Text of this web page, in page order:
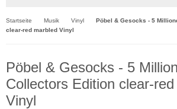
Startseite Musik Vinyl
Pöbel & Gesocks - 5
clear-red marbled Vinyl
Pöbel & Gesocks - 5
Collectors Edition clear-
Vinyl